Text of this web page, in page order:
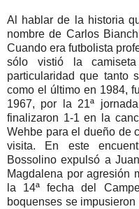
Al hablar de la historia
nombre de Carlos
Cuando era futbolista
sólo vistió la
particularidad que tanto
como el último en 1984,
1967, por la 21ª
finalizaron 1-1 en la
Wehbe para el dueño de
visita. En este
Bossolino expulsó a
Magdalena por agresión
la 14ª fecha del
boquenses se